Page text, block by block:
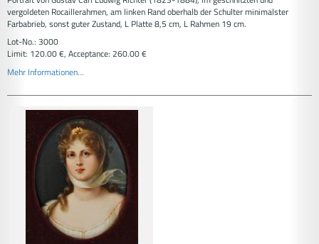
vergoldeten Rocaillerahmen, am linken Rand oberhalb der Schulter minimalster
Farbabrieb, sonst guter Zustand, L Platte 8,5 cm, L Rahmen 19 cm.
Lot-No.: 3000
Limit: 120.00 €, Acceptance: 260.00 €
Mehr Informationen...